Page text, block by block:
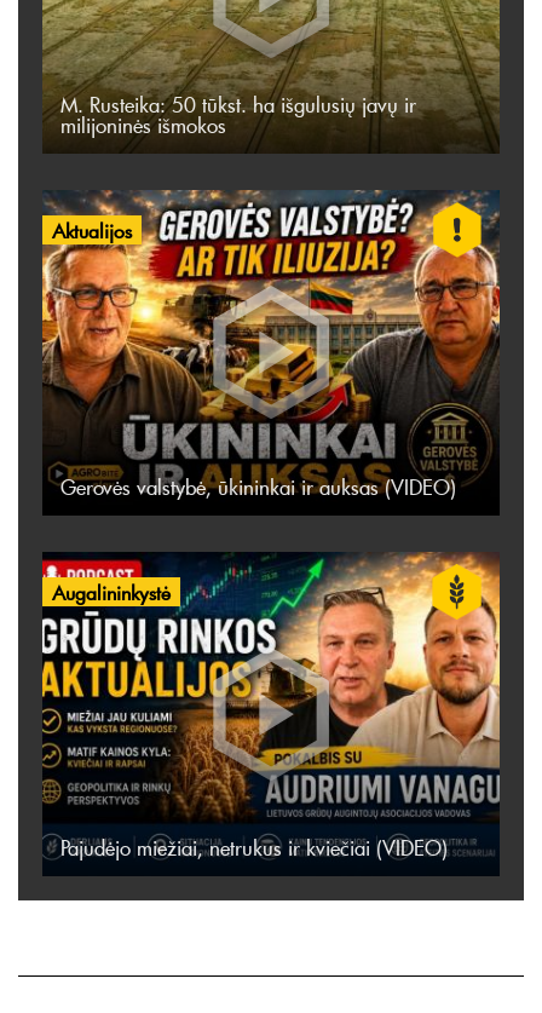
M. Rusteika: 50 tūkst. ha išgulusių javų ir
milijoninės išmokos
Aktualijos
Gerovės valstybė, ūkininkai ir auksas (VIDEO)
Augalininkystė
Pajudėjo miežiai, netrukus ir kviečiai (VIDEO)